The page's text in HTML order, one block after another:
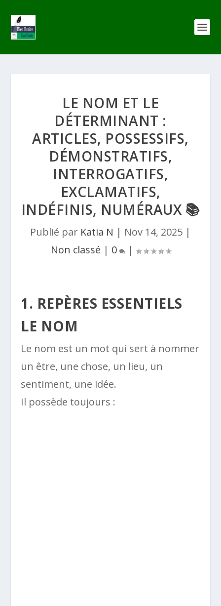
LE NOM ET LE
DÉTERMINANT :
ARTICLES, POSSESSIFS,
DÉMONSTRATIFS,
INTERROGATIFS,
EXCLAMATIFS,
INDÉFINIS, NUMÉRAUX 📚
Publié par Katia N | Nov 14, 2025 |
Non classé | 0 |
1. REPÈRES ESSENTIELS
LE NOM
Le nom est un mot qui sert à nommer
un être, une chose, un lieu, un
sentiment, une idée.
Il possède toujours :